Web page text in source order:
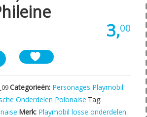
3,00
Categorieën: Personages Playmobil
Onderdelen Polonaise Tag:
Merk: Playmobil losse onderdelen